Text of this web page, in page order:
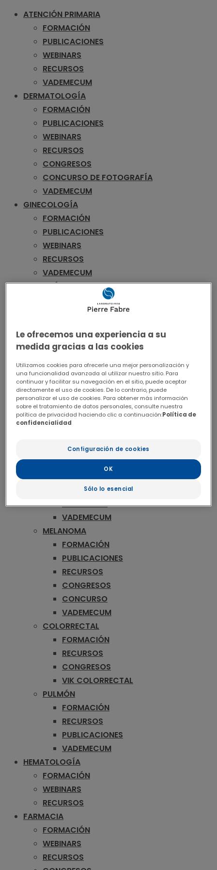
ATENCIÓN PRIMARIA
FORMACIÓN
PUBLICACIONES
WEBINARS
RECURSOS
VADEMECUM
DERMATOLOGÍA
FORMACIÓN
PUBLICACIONES
WEBINARS
RECURSOS
CONGRESOS
CONCURSO DE FOTOGRAFÍA
VADEMECUM
GINECOLOGÍA
FORMACIÓN
PUBLICACIONES
WEBINARS
RECURSOS
VADEMECUM
PEDIATRÍA
VADEMECUM
UROLOGÍA
FORMACIÓN
PUBLICACIONES
WEBINARS
RECURSOS
VADEMECUM
FORMACIÓN
RECURSOS
CONGRESOS
CONCURSO
VADEMECUM
MELANOMA
FORMACIÓN
PUBLICACIONES
RECURSOS
CONGRESOS
CONCURSO
VADEMECUM
COLORRECTAL
FORMACIÓN
RECURSOS
CONGRESOS
VIK COLORRECTAL
PULMÓN
FORMACIÓN
RECURSOS
PUBLICACIONES
VADEMECUM
HEMATOLOGÍA
FORMACIÓN
WEBINARS
RECURSOS
FARMACIA
FORMACIÓN
WEBINARS
RECURSOS
Le ofrecemos una experiencia a su
medida gracias a las cookies
Utilizamos cookies para ofrecerle una mejor personalización y
una funcionalidad avanzada al utilizar nuestro sitio. Para
continuar y facilitar su navegación en el sitio, puede aceptar
directamente el uso de cookies. De lo contrario, puede
personalizar el uso de cookies. Para obtener más información
sobre el tratamiento de datos personales, consulte nuestra
política de privacidad haciendo clic a continuación:Política de
confidencialidad
Configuración de cookies
Sólo lo esencial
OK